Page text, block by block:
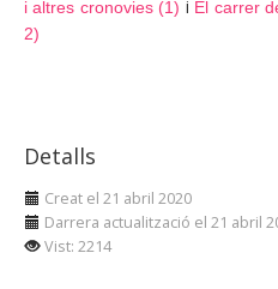
i altres cronovies (1) i El carrer
2)
Detalls
Creat el 21 abril 2020
Darrera actualització el 21 abril
Vist: 2214